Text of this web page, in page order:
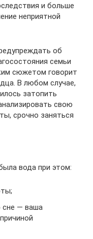
и больше
неприятной
об
семьи
сюжетом говорит
В любом случае,
затопить
свою
срочно заняться
вода при этом:
сне — ваша